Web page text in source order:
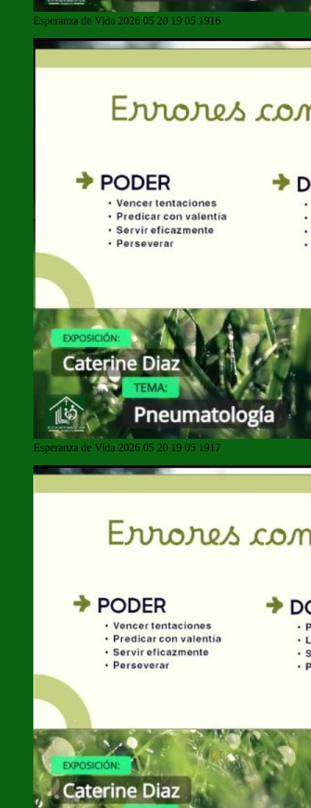
Esperanza de Vida 2026 05 20 19 05 1916
Esperanza de Vida 2026 05 20 19 05 1917